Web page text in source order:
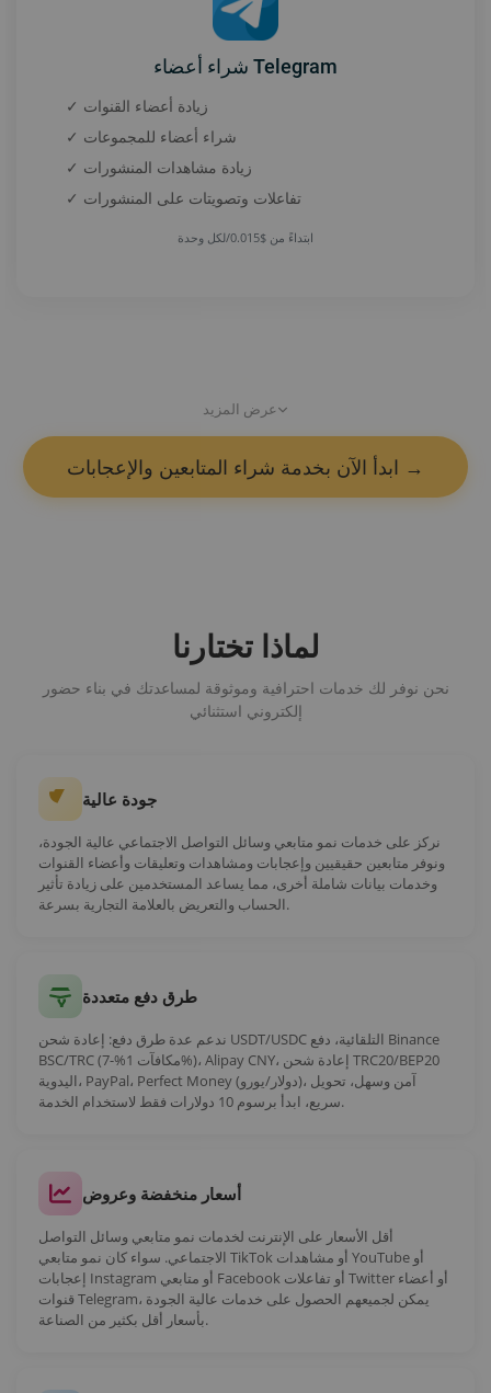
شراء أعضاء Telegram
✓ زيادة أعضاء القنوات
✓ شراء أعضاء للمجموعات
✓ زيادة مشاهدات المنشورات
✓ تفاعلات وتصويتات على المنشورات
ابتداءً من $0.015/لكل وحدة
شراء متابعين Binance
✓ شراء متابعين Binance
ابتداءً من $0.23/لكل وحدة
شراء أعضاء Discord حقيقيين
✓ شراء أعضاء Discord حقيقيين
✓ شراء أعضاء غير متصلين للخادم
X/Twitter اشتراك التفاعل التلقائي
✓ تفاعل تلقائي على كل تغريدة
✓ تعليقات ذكاء اصطناعي · جودة بشرية
عرض المزيد
ابدأ الآن بخدمة شراء المتابعين والإعجابات →
لماذا تختارنا
نحن نوفر لك خدمات احترافية وموثوقة لمساعدتك في بناء حضور
إلكتروني استثنائي
جودة عالية
نركز على خدمات نمو متابعي وسائل التواصل الاجتماعي عالية الجودة،
ونوفر متابعين حقيقيين وإعجابات ومشاهدات وتعليقات وأعضاء القنوات
وخدمات بيانات شاملة أخرى، مما يساعد المستخدمين على زيادة تأثير
الحساب والتعريض بالعلامة التجارية بسرعة.
طرق دفع متعددة
ندعم عدة طرق دفع: إعادة شحن USDT/USDC التلقائية، دفع Binance
BSC/TRC (مكافآت 1%-7%)، Alipay CNY، إعادة شحن TRC20/BEP20
اليدوية، PayPal، Perfect Money (دولار/يورو)، آمن وسهل، تحويل
سريع، ابدأ برسوم 10 دولارات فقط لاستخدام الخدمة.
أسعار منخفضة وعروض
أقل الأسعار على الإنترنت لخدمات نمو متابعي وسائل التواصل
الاجتماعي. سواء كان نمو متابعي TikTok أو مشاهدات YouTube أو
إعجابات Instagram أو متابعي Facebook أو تفاعلات Twitter أو أعضاء
قنوات Telegram، يمكن لجميعهم الحصول على خدمات عالية الجودة
بأسعار أقل بكثير من الصناعة.